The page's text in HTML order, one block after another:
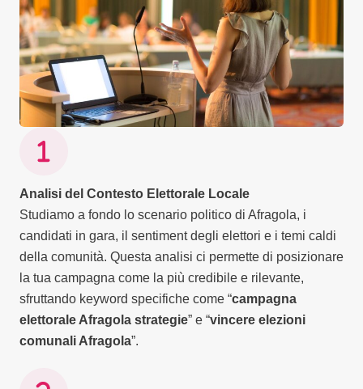
Analisi del Contesto Elettorale Locale
Studiamo a fondo lo scenario politico di Afragola, i
candidati in gara, il sentiment degli elettori e i temi caldi
della comunità. Questa analisi ci permette di posizionare
la tua campagna come la più credibile e rilevante,
sfruttando keyword specifiche come “campagna
elettorale Afragola strategie” e “vincere elezioni
comunali Afragola”.